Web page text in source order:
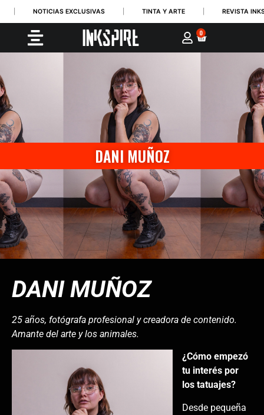
NOTICIAS EXCLUSIVAS TINTA Y ARTE REVISTA
0
DANI MUÑOZ
DANI MUÑOZ
25 años, fotógrafa profesional y creadora de contenido.
Amante del arte y los animales.
¿Cómo empezó
tu interés por
los tatuajes?
Desde pequeña